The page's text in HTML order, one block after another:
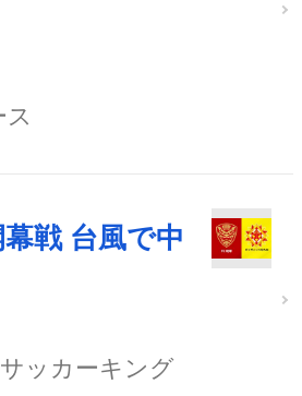
戦 台風で中
サッカーキング